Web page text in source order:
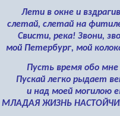
Лети в окне и
слетай, слетай на
Свисти, река! Звони,
мой Петербург, мой
Пусть время обо
Пускай легко рыдает
и над моей могилою
МЛАДАЯ ЖИЗНЬ